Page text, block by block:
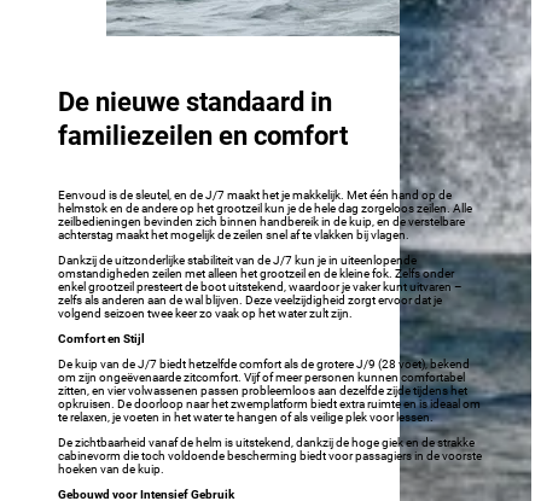
De nieuwe standaard in
familiezeilen en comfort
Eenvoud is de sleutel, en de J/7 maakt het je makkelijk. Met één hand op de
helmstok en de andere op het grootzeil kun je de hele dag zorgeloos zeilen. Alle
zeilbedieningen bevinden zich binnen handbereik in de kuip, en de verstelbare
achterstag maakt het mogelijk de zeilen snel af te vlakken bij vlagen.
Dankzij de uitzonderlijke stabiliteit van de J/7 kun je in uiteenlopende
omstandigheden zeilen met alleen het grootzeil en de kleine fok. Zelfs onder
enkel grootzeil presteert de boot uitstekend, waardoor je vaker kunt uitvaren –
zelfs als anderen aan de wal blijven. Deze veelzijdigheid zorgt ervoor dat je
volgend seizoen twee keer zo vaak op het water zult zijn.
Comfort en Stijl
De kuip van de J/7 biedt hetzelfde comfort als de grotere J/9 (28 voet), bekend
om zijn ongeëvenaarde zitcomfort. Vijf of meer personen kunnen comfortabel
zitten, en vier volwassenen passen probleemloos aan dezelfde zijde tijdens het
opkruisen. De doorloop naar het zwemplatform biedt extra ruimte en is ideaal om
te relaxen, je voeten in het water te hangen of als veilige plek voor lessen.
De zichtbaarheid vanaf de helm is uitstekend, dankzij de hoge giek en de strakke
cabinevorm die toch voldoende bescherming biedt voor passagiers in de voorste
hoeken van de kuip.
Gebouwd voor Intensief Gebruik